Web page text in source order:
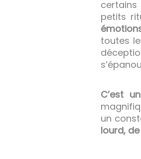
certains
petits
toutes
C’est
un
lourd,